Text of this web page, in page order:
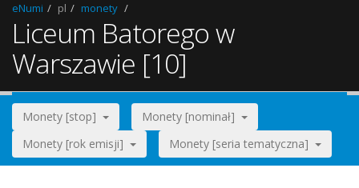
eNumi pl monety
Liceum Batorego w
Warszawie [10]
Monety [stop]
Monety [nominał]
Monety [rok emisji]
Monety [seria tematyczna]